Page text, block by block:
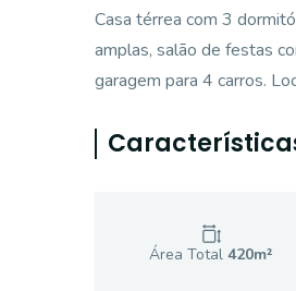
Casa térrea com 3
amplas, salão de festas
garagem para 4 carros.
Área Total 420m²